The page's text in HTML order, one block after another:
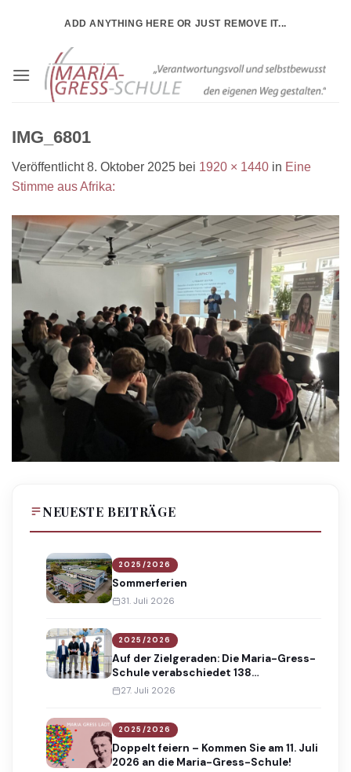
ADD ANYTHING HERE OR JUST REMOVE IT...
IMG_6801
Veröffentlicht8. Oktober 2025 bei 1920 × 1440 in Eine
Stimme aus Afrika:
NEUESTE BEITRÄGE
2025/2026
Sommerferien
31. Juli 2026
2025/2026
Auf der Zielgeraden: Die Maria-Gress-
Schule verabschiedet 138
Absolventinnen und Absolventen
27. Juli 2026
2025/2026
Doppelt feiern – Kommen Sie am 11. Juli
2026 an die Maria-Gress-Schule!